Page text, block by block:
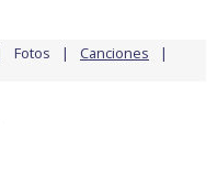
Fotos Canciones